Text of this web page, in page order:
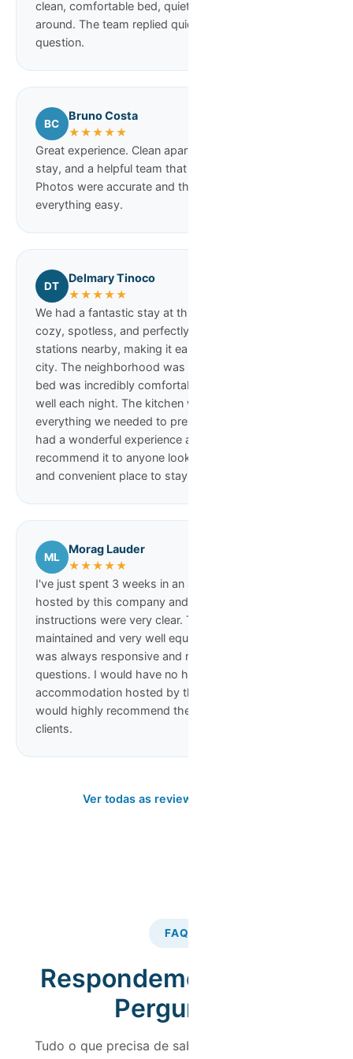
clean, comfortable bed, quiet area, and easy to get
around. The team replied quickly whenever we had a
question.
BC
Bruno Costa
★★★★★
Great experience. Clean apartment, comfortable
stay, and a helpful team that answered quickly.
Photos were accurate and the location made
everything easy.
DT
Delmary Tinoco
★★★★★
We had a fantastic stay at this apartment! It was
cozy, spotless, and perfectly located with two metro
stations nearby, making it easy to get around the
city. The neighborhood was wonderfully quiet. The
bed was incredibly comfortable, and we slept very
well each night. The kitchen was well-equipped, with
everything we needed to prepare meals. Overall, we
had a wonderful experience and would definitely
recommend it to anyone looking for a comfortable
and convenient place to stay!
ML
Morag Lauder
★★★★★
I've just spent 3 weeks in an airbnb apartment
hosted by this company and all details and
instructions were very clear. The apartment was well
maintained and very well equipped. The company
was always responsive and replied quickly to any
questions. I would have no hesitation in staying in
accommodation hosted by this company again and
would highly recommend them to other potential
clients.
Ver todas as reviews no Google
FAQ
Respondemos às suas
Perguntas
Tudo o que precisa de saber sobre a gestão do